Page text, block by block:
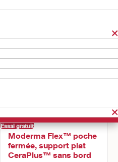
Essai gratuit
Moderma Flex™ poche
fermée, support plat
CeraPlus™ sans bord